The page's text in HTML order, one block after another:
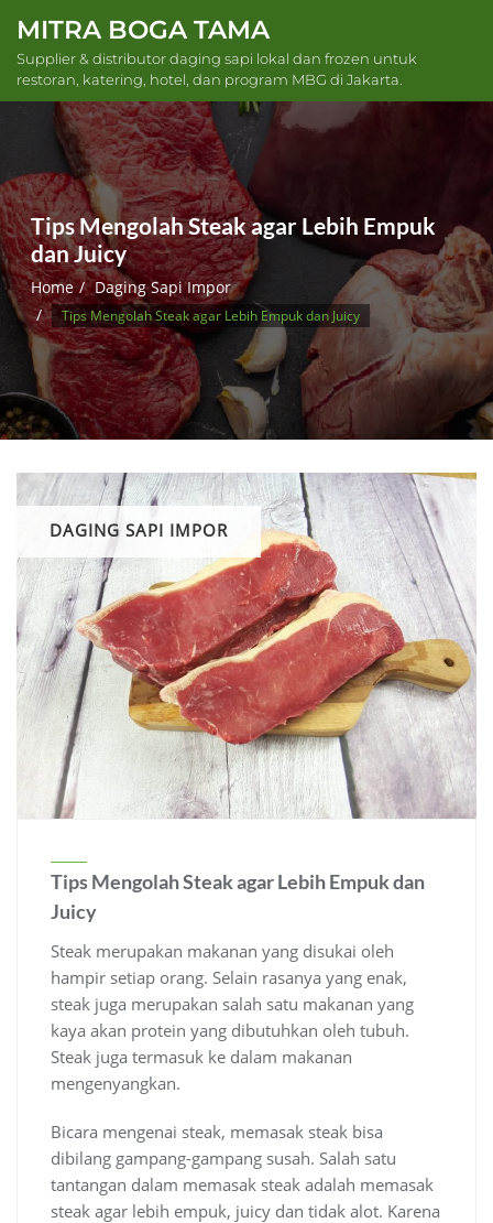
content
MITRA BOGA TAMA
Supplier & distributor daging sapi lokal dan frozen untuk
restoran, katering, hotel, dan program MBG di Jakarta.
Tips Mengolah Steak agar Lebih Empuk
dan Juicy
Home Daging Sapi Impor
Tips Mengolah Steak agar Lebih Empuk dan Juicy
DAGING SAPI IMPOR
Tips Mengolah Steak agar Lebih Empuk dan
Juicy
Steak merupakan makanan yang disukai oleh
hampir setiap orang. Selain rasanya yang enak,
steak juga merupakan salah satu makanan yang
kaya akan protein yang dibutuhkan oleh tubuh.
Steak juga termasuk ke dalam makanan
mengenyangkan.
Bicara mengenai steak, memasak steak bisa
dibilang gampang-gampang susah. Salah satu
tantangan dalam memasak steak adalah memasak
steak agar lebih empuk, juicy dan tidak alot. Karena